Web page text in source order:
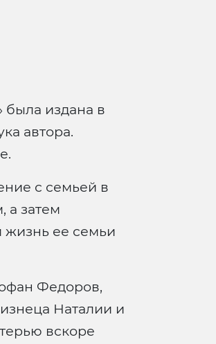
издана в
автора.
с семьей в
а затем
жизнь ее семьи
Федоров,
Наталии и
вскоре